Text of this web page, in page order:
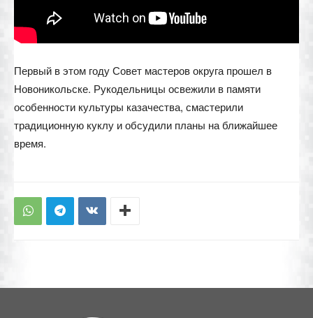
Первый в этом году Совет мастеров округа прошел в
Новоникольске. Рукодельницы освежили в памяти
особенности культуры казачества, смастерили
традиционную куклу и обсудили планы на ближайшее
время.